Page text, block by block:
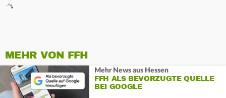
MEHR VON FFH
Mehr News aus Hessen
FFH ALS BEVORZUGTE QUELLE
BEI GOOGLE